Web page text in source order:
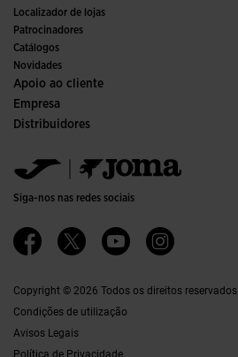
Futebol
Interior
Comités e Federações
Edições Especiais
Localizador de lojas
Patrocinadores
Catálogos
Novidades
Apoio ao cliente
Condições de Compra
Transporte e entrega
Tabela de Tamanhos
Contactos
Empresa
Histórico
Canal ético
Qualidade e política ambiental
Trabalhar Connosco
Ethics Channel
Distribuidores
Jomanet
Área de Marketing
Contactos
Siga-nos nas redes sociais
Copyright © 2026 Todos os direitos reservados
Condições de utilização
Avisos Legais
Política de Privacidade